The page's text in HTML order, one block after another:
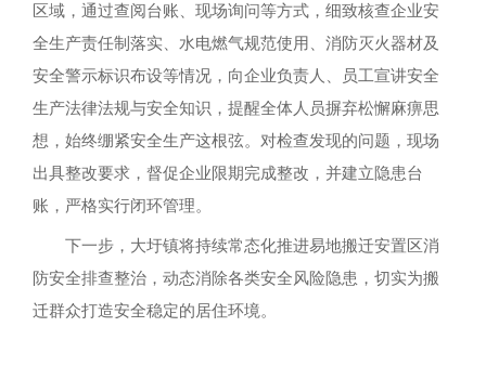
区域，通过查阅台账、现场询问等方式，细致核查企业安
全生产责任制落实、水电燃气规范使用、消防灭火器材及
安全警示标识布设等情况，向企业负责人、员工宣讲安全
生产法律法规与安全知识，提醒全体人员摒弃松懈麻痹思
想，始终绷紧安全生产这根弦。对检查发现的问题，现场
出具整改要求，督促企业限期完成整改，并建立隐患台
账，严格实行闭环管理。
下一步，大圩镇将持续常态化推进易地搬迁安置区消
防安全排查整治，动态消除各类安全风险隐患，切实为搬
迁群众打造安全稳定的居住环境。